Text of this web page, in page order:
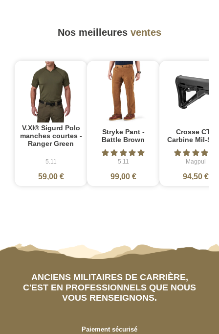
Nos meilleures ventes
V.XI® Sigurd Polo
manches courtes -
Ranger Green
5.11
59,00 €
Stryke Pant -
Battle Brown
5.11
99,00 €
Crosse CTR
Carbine Mil-
Magpul
94,50 €
ANCIENS MILITAIRES DE CARRIÈRE,
C'EST EN PROFESSIONNELS QUE NOUS
VOUS RENSEIGNONS.
Paiement sécurisé